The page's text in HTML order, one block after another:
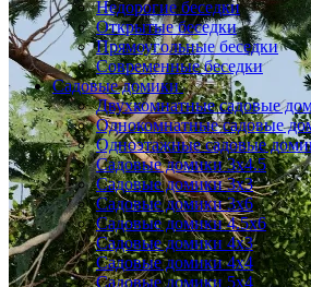
Недорогие беседки
Открытые беседки
Прямоугольные беседки
Современные беседки
Садовые домики
Двухкомнатные садовые
Однокомнатные садовые
Одноэтажные садовые
Садовые домики 3x4.5
Садовые домики 3х3
Садовые домики 3х6
Садовые домики 4.5x6
Садовые домики 4x3
Садовые домики 4x4
Садовые домики 5х4